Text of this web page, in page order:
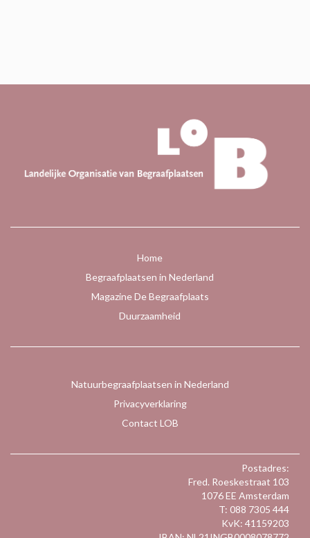
Home
Begraafplaatsen in Nederland
Magazine De Begraafplaats
Duurzaamheid
Natuurbegraafplaatsen in Nederland
Privacyverklaring
Contact LOB
Postadres:
Fred. Roeskestraat 103
1076 EE Amsterdam
T: 088 7305 444
KvK: 41159203